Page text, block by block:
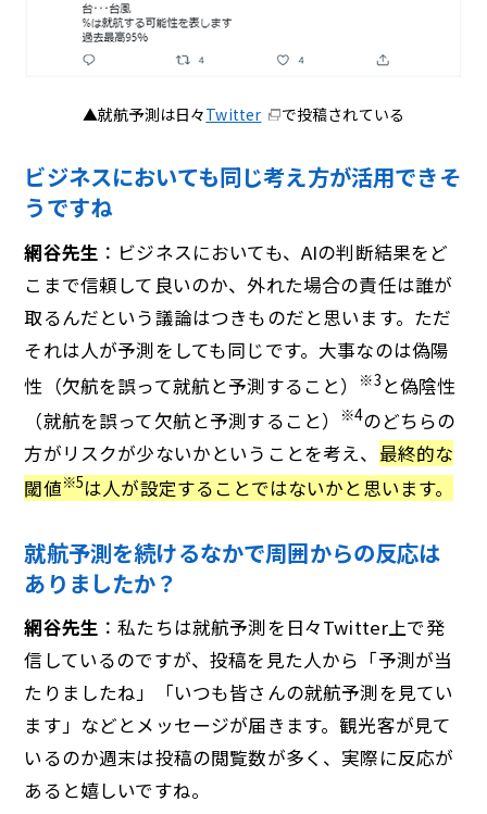
▲就航予測は日々Twitter で投稿されている
ビジネスにおいても同じ考え方が活用できそ
うですね
網谷先生 ：ビジネスにおいても、AIの判断結果をど
こまで信頼して良いのか、外れた場合の責任は誰が
取るんだという議論はつきものだと思います。ただ
それは人が予測をしても同じです。大事なのは偽陽
性（欠航を誤って就航と予測すること）
※3 と偽陰性
（就航を誤って欠航と予測すること）
※4のどちらの
方がリスクが少ないかということを考え、 最終的な
閾値※5は人が設定することではないかと思います。
就航予測を続けるなかで周囲からの反応は
ありましたか？
網谷先生 ：私たちは就航予測を日々Twitter上で発
信しているのですが、投稿を見た人から「予測が当
たりましたね」「いつも皆さんの就航予測を見てい
ます」などとメッセージが届きます。観光客が見て
いるのか週末は投稿の閲覧数が多く、実際に反応が
あると嬉しいですね。